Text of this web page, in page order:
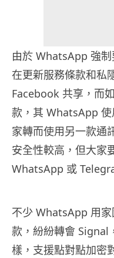
由於 WhatsApp 強
在更新服務條款和私
Facebook 共享，而
款，其 WhatsApp
家轉而使用另一款通
安全性較高，但大家
WhatsApp 或
不少 WhatsApp 用
款，紛紛轉會
樣，支援點對點加密